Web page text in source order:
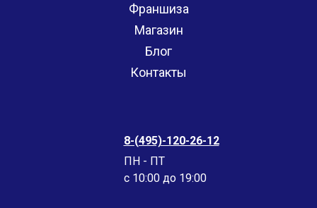
Франшиза
Магазин
Блог
Контакты
8-(495)-120-26-12
ПН - ПТ
c 10:00 до 19:00